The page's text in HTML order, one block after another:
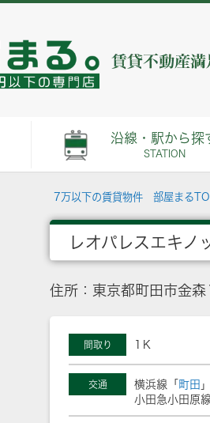
沿線・駅から探
STATION
7万以下の賃貸物件 部屋まる
レオパレスエキノ
住所：東京都町田市金
間取り 1Ｋ
交通 横浜線「 町田
小田急小田原